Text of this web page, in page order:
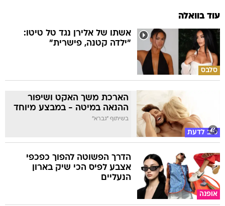
עוד בוואלה
סלבס
אשתו של אלירן נגד טל טיטו:
"ילדה קטנה, פישרית"
טוב לדעת
הארכת משך האקט ושיפור
ההנאה במיטה - במבצע מיוחד
בשיתוף "גברא"
אופנה
הדרך הפשוטה להפוך כפכפי
אצבע לפיס הכי שיק בארון
הנעליים